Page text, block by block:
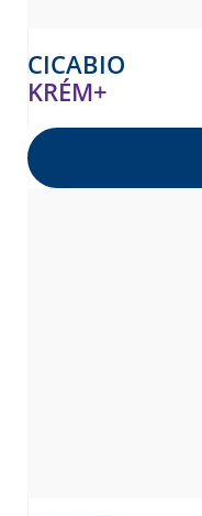
CICABIO
KRÉM+